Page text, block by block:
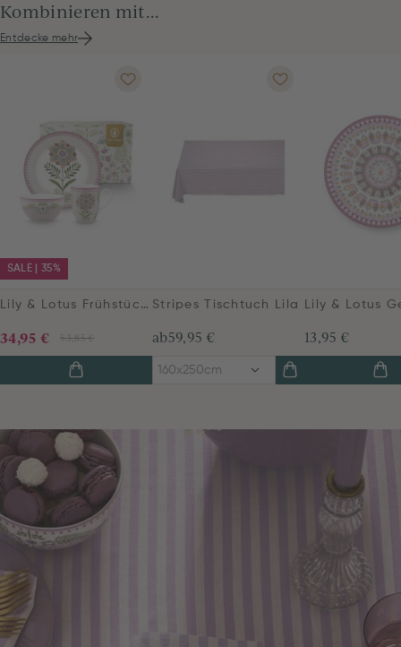
Kombinieren mit...
Entdecke mehr
SALE | 35%
Lily & Lotus Frühstück Set/3 Lila
53,85 €
34,95 €
Stripes Tischtuch Lila
ab59,95 €
160x250cm
13,95 €